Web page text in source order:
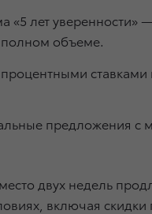
«5 лет уверенности»
полном объеме.
предложения с
двух недель
включая